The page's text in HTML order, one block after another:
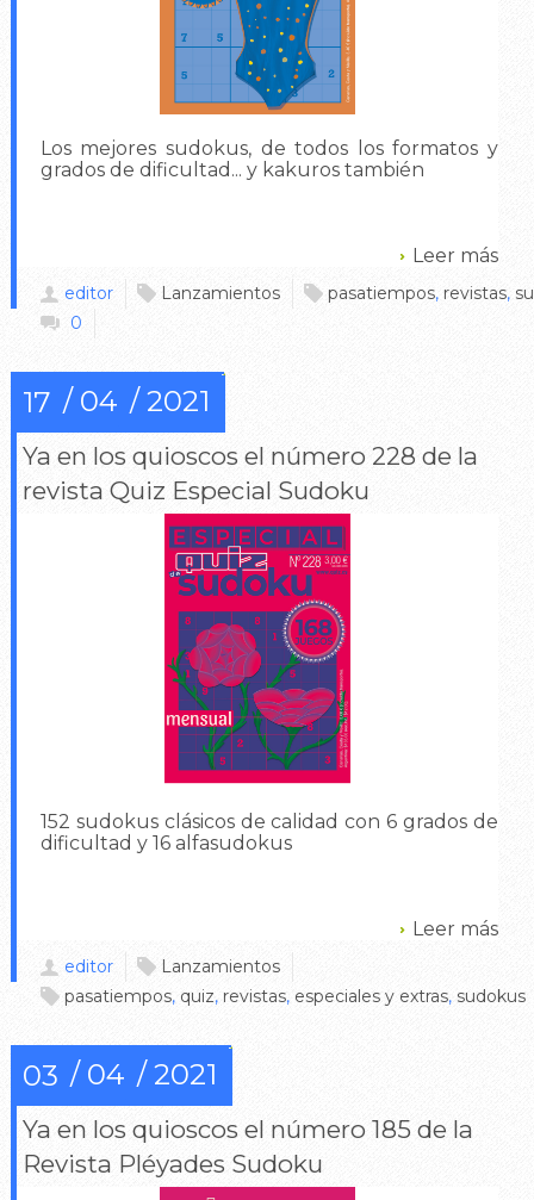
Los mejores sudokus, de todos los formatos y
grados de dificultad... y kakuros también
Leer más
editor Lanzamientos pasatiempos, revistas,
0
17 04 2021
Ya en los quioscos el número 228 de la
revista Quiz Especial Sudoku
152 sudokus clásicos de calidad con 6 grados de
dificultad y 16 alfasudokus
Leer más
editor
Lanzamientos
pasatiempos, quiz, revistas, especiales y extras, sudokus
03 04 2021
Ya en los quioscos el número 185 de la
Revista Pléyades Sudoku